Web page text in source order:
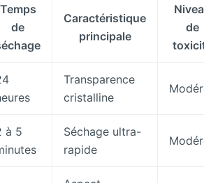
Temps
de
Caractéristique
principale
de
Transparence
cristalline
à 5
Séchage ultra-
rapide